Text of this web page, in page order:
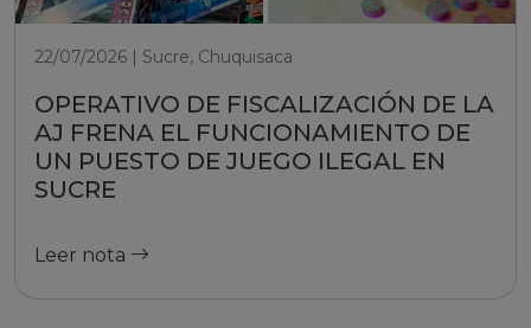
22/07/2026 | Sucre, Chuquisaca
OPERATIVO DE FISCALIZACIÓN DE LA
AJ FRENA EL FUNCIONAMIENTO DE
UN PUESTO DE JUEGO ILEGAL EN
SUCRE
Leer nota